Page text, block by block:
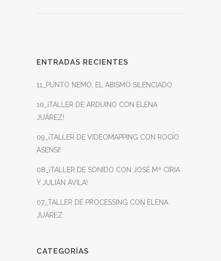
ENTRADAS RECIENTES
11_PUNTO NEMO, EL ABISMO SILENCIADO
10_¡TALLER DE ARDUINO CON ELENA
JUÁREZ!
09_¡TALLER DE VIDEOMAPPING CON ROCÍO
ASENSI!
08_¡TALLER DE SONIDO CON JOSÉ Mª CIRIA
Y JULIÁN ÁVILA!
07_TALLER DE PROCESSING CON ELENA
JUÁREZ
CATEGORÍAS